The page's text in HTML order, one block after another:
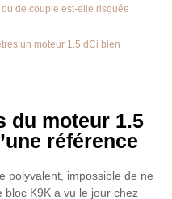
de couple est-elle risquée
un moteur 1.5 dCi bien
du moteur 1.5
référence
polyvalent, impossible de ne
bloc K9K a vu le jour chez